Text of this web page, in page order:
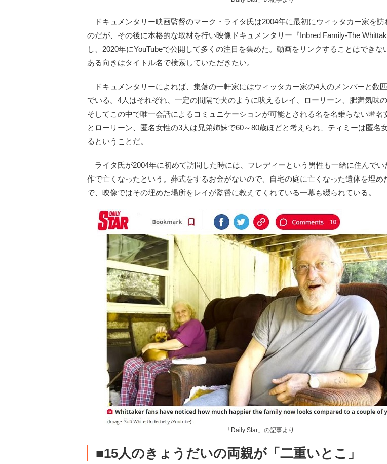
ドキュメンタリー映画監督のマーク・ライタ氏は2004年に最初にウィッタカー家を訪
のだが、その後に本格的な取材を行い映像ドキュメンタリー『Inbred Family-The
し、2020年にYouTubeで公開して多くの注目を集めた。動画をリンクすることはできな
ある向きはタイトル名で検索していただきたい。
ドキュメンタリーによれば、集落の一軒家にはウィッタカー家の4人のメンバーと数
でいる。4人はそれぞれ、一定の間隔で犬のように吠えるレイ、ローリーン、肥満気味の
そしてこの中で唯一会話によるコミュニケーションが可能とされる名を名乗らない匿名
とローリーン、匿名女性の3人は兄弟姉妹で60～80歳ほどと考えられ、ティミーは匿名
るということだ。
ライタ氏が2004年に初めて訪問した時には、フレディーという男性も一緒に住んでい
作で亡くなったという。葬式をするお金がないので、自宅の庭に亡くなった遺体を埋め
で、映像ではその埋めた場所をレイが監督に教えてくれている一幕も綴られている。
「Daily Star」の記事より
■15人のきょうだいの両親が「二重いとこ」